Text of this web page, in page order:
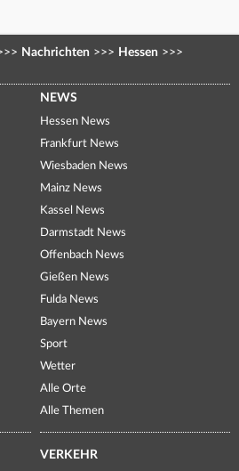
Nachrichten >>> Hessen >>>
NEWS
Hessen News
Frankfurt News
Wiesbaden News
Mainz News
Kassel News
Darmstadt News
Offenbach News
Gießen News
Fulda News
Bayern News
Sport
Wetter
Alle Orte
Alle Themen
VERKEHR